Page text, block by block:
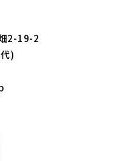
2-19-2
)